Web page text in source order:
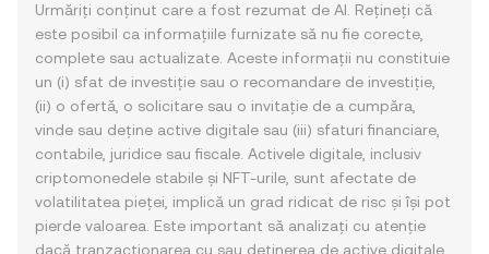
Urmăriți conținut care a fost rezumat de AI. Rețineți că
este posibil ca informațiile furnizate să nu fie corecte,
complete sau actualizate. Aceste informații nu constituie
un (i) sfat de investiție sau o recomandare de investiție,
(ii) o ofertă, o solicitare sau o invitație de a cumpăra,
vinde sau deține active digitale sau (iii) sfaturi financiare,
contabile, juridice sau fiscale. Activele digitale, inclusiv
criptomonedele stabile și NFT-urile, sunt afectate de
volatilitatea pieței, implică un grad ridicat de risc și își pot
pierde valoarea. Este important să analizați cu atenție
dacă tranzacționarea cu sau deținerea de active digitale